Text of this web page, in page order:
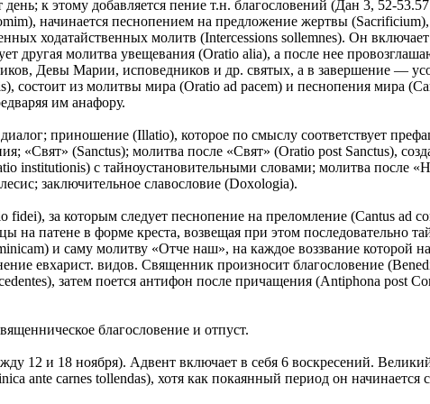
день; к этому добавляется пение т.н. благословений (Дан 3, 52-
начинается песнопением на предложение жертвы
ходатайственных молитв (Intercessions sollemnes). Он
другая молитва увещевания (Oratio alia), а после нее
Девы Марии, исповедников и др. святых, а в завершение —
состоит из молитвы мира (Oratio ad расеm) и песнопения мира
им анафору.
приношение (Illatio), которое по смыслу соответствует
«Свят» (Sanctus); молитва после «Свят» (Oratio post Sanctus),
institutionis) с тайноустановительными словами; молитва после
заключительное славословие (Doxologia).
за которым следует песнопение на преломление (Cantus ad
на патене в форме креста, возвещая при этом последовательно
и саму молитву «Отче наш», на каждое воззвание которой
евхарист. видов. Священник произносит благословение
затем поется антифон после причащения (Antiphona post
благословение и отпуст.
12 и 18 ноября). Адвент включает в себя 6 воскресений.
ante carnes tollendas), хотя как покаянный период он